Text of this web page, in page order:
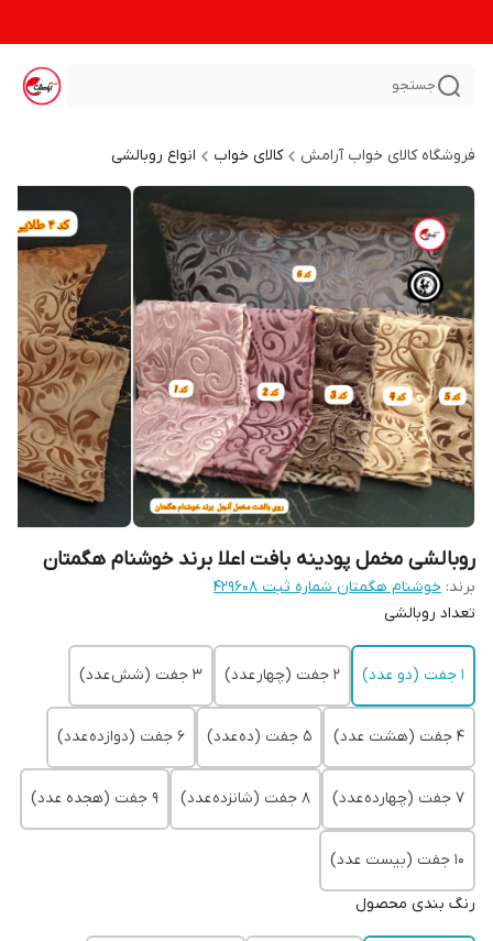
جستجو
فروشگاه کالای خواب آرامش کالای خواب انواع روبالشی
روبالشی مخمل پودینه بافت اعلا برند خوشنام هگمتان
برند: خوشنام هگمتان شماره ثبت ۴۲۹۶۰۸
تعداد روبالشی
1 جفت (دو عدد) 2 جفت (چهار عدد) 3 جفت (شش عدد)
4 جفت (هشت عدد) 5 جفت (ده عدد) 6 جفت (دوازده عدد)
7 جفت (چهارده عدد) 8 جفت (شانزده عدد) 9 جفت (هجده عدد)
10 جفت (بیست عدد)
رنگ بندی محصول